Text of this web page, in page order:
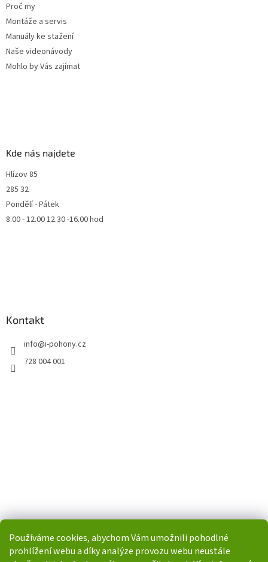
Používáme cookies, abychom Vám umožnili pohodlné
prohlížení webu a díky analýze provozu webu neustále
Proč my
Montáže a servis
Manuály ke stažení
Naše videonávody
Mohlo by Vás zajímat
Kde nás najdete
Hlízov 85
285 32
Pondělí - Pátek
8.00 - 12.00 12.30 -16.00 hod
Kontakt
info@i-pohony.cz
728 004 001